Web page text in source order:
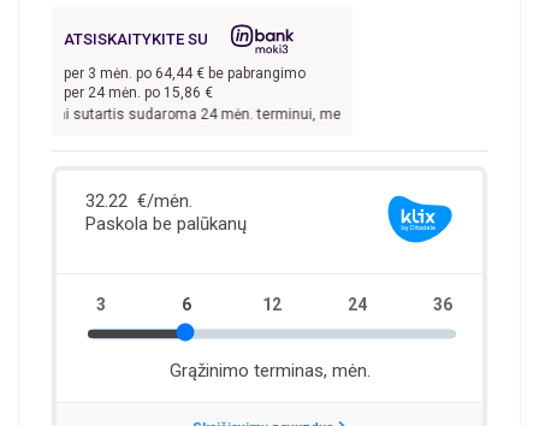
ATSISKAITYKITE SU
per 3 mėn. po 64,44€ be pabrangimo
per 24 mėn. po 15,86 €
€, kai sutartis sudaroma 24 mėn. terminui, metinė palūkanų norma –